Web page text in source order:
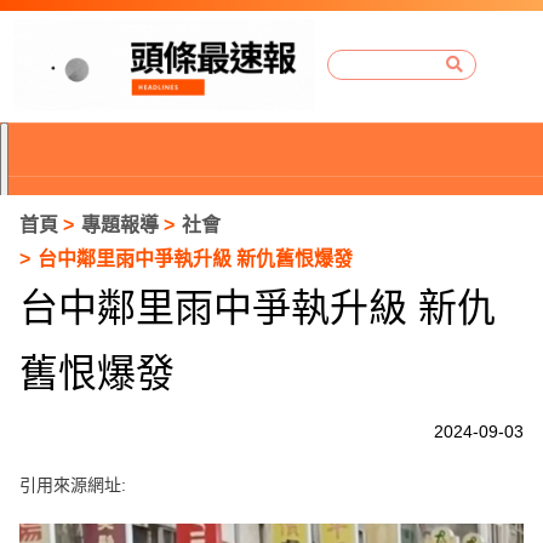
首頁 專題報導
社會
台中鄰里雨中爭執升級 新仇舊恨爆發
台中鄰里雨中爭執升級 新仇
舊恨爆發
2024-09-03
引用來源網址: